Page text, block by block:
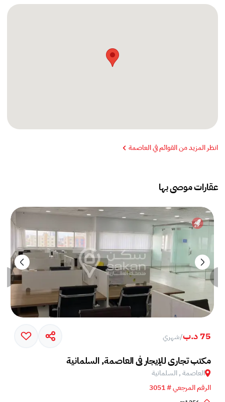
انظر المزيد من القوائم في العاصمة
عقارات موصى بها
75 د.ب /شهري
مكتب تجاري للإيجار في العاصمة, السلمانية
العاصمة , السلمانية
الرقم المرجعي # 3051